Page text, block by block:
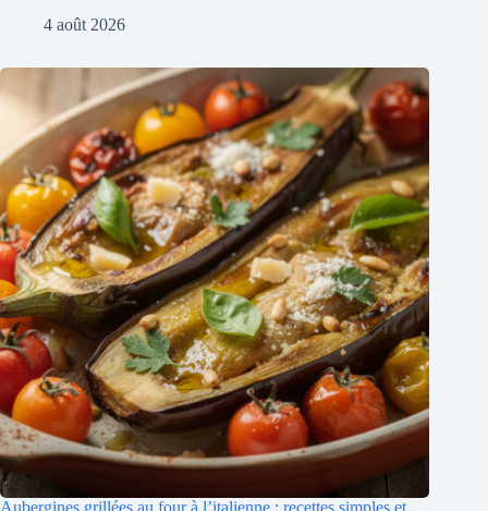
4 août 2026
Aubergines grillées au four à l’italienne : recettes simples et